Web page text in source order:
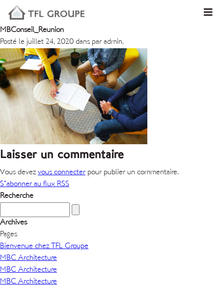
MBConseil_Reunion
Posté le juillet 24, 2020 dans par admin.
Laisser un commentaire
Vous devez vous connecterpour publier un commentaire.
S'abonner au flux RSS
Recherche
Archives
Pages
Bienvenue chez TFL Groupe
MBC Architecture
MBC Architecture
MBC Architecture